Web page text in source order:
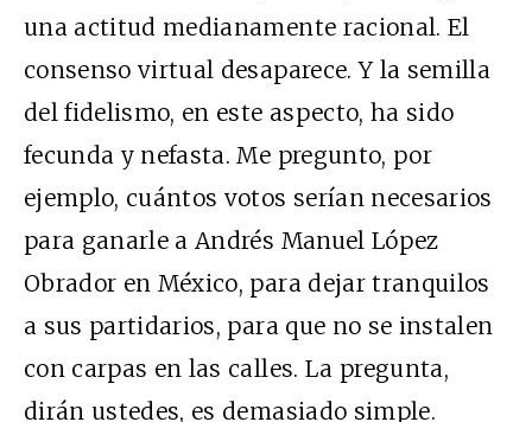
una actitud medianamente racional. El
consenso virtual desaparece. Y la semilla
del fidelismo, en este aspecto, ha sido
fecunda y nefasta. Me pregunto, por
ejemplo, cuántos votos serían necesarios
para ganarle a Andrés Manuel López
Obrador en México, para dejar tranquilos
a sus partidarios, para que no se instalen
con carpas en las calles. La pregunta,
dirán ustedes, es demasiado simple.